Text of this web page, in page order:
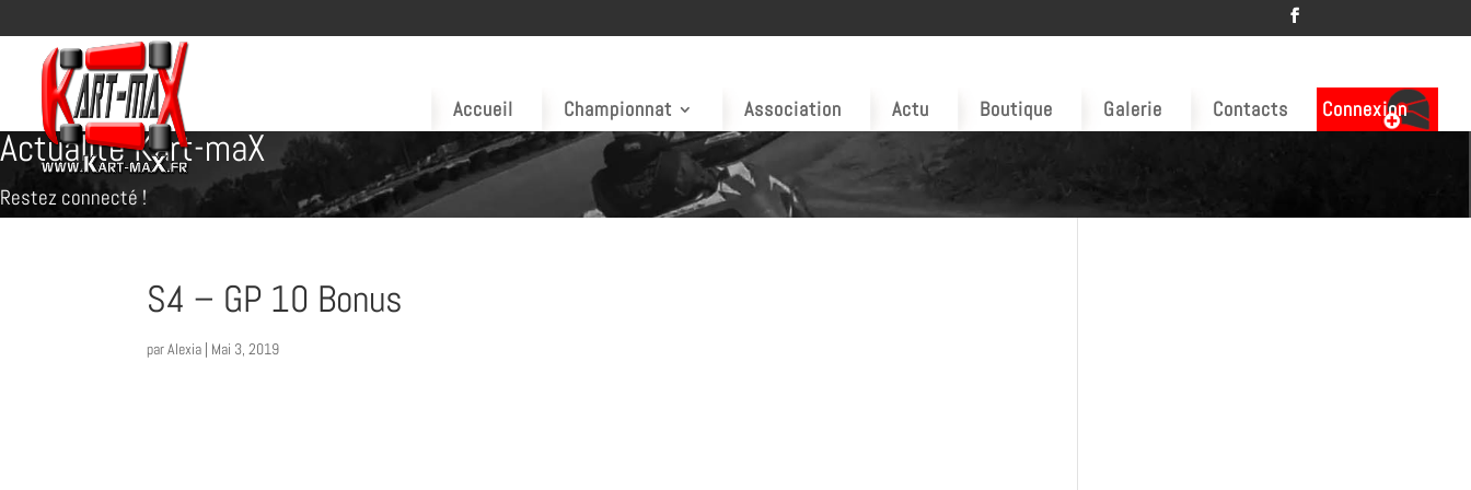
Accueil Championnat Association Actu Boutique Galerie Contacts Connexion
Actualité Kart-maX
Restez connecté !
S4 – GP 10 Bonus
parAlexia | Mai 3, 2019